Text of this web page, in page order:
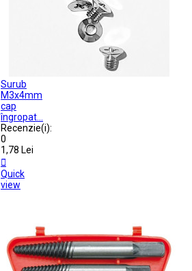
Surub
M3x4mm
cap
îngropat...
Recenzie(i):
0
1,78 Lei

Quick
view